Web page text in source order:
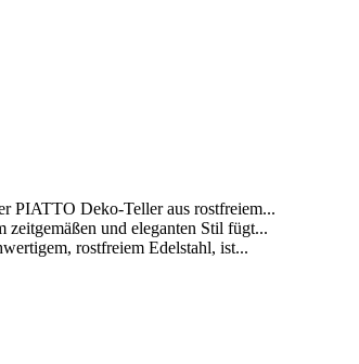
Deko-Teller aus rostfreiem...
und eleganten Stil fügt...
rostfreiem Edelstahl, ist...